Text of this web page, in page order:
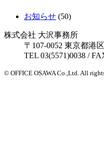
お知らせ (50)
株式会社 大沢事務所
〒107-0052 東京都港
TEL 03(5571)0038 /
© OFFICE OSAWA Co.,Ltd. All rights